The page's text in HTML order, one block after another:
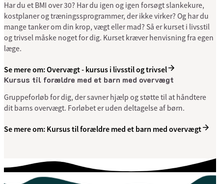
Har du et BMI over 30? Har du igen og igen forsøgt slankekure,
kostplaner og træningssprogrammer, der ikke virker? Og har du
mange tanker om din krop, vægt eller mad? Så er kurset i livsstil
og trivsel måske noget for dig. Kurset kræver henvisning fra egen
læge.
Se mere om: Overvægt - kursus i livsstil og trivsel
Kursus til forældre med et barn med over­vægt
Gruppeforløb for dig, der savner hjælp og støtte til at håndtere
dit barns overvægt. Forløbet er uden deltagelse af børn.
Se mere om: Kursus til forældre med et barn med over­vægt